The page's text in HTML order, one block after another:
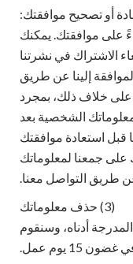
على موافقتك. يمكنك
الاشتراك في نشرتنا
إلينا عن طريق
على خلاف ذلك، بمجرد
الشخصية بعد
استعادة موافقتك
جمعنا لمعلوماتك
طريق التواصل معنا.
(3) حذف معلوماتك
أدناه، وسنقوم
يوم عمل.